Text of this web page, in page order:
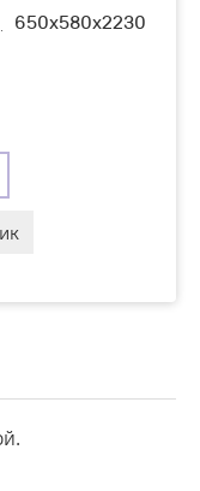
650х580х2230